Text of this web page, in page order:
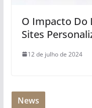
O Impacto Do
Sites
12 de julho de 2024
News